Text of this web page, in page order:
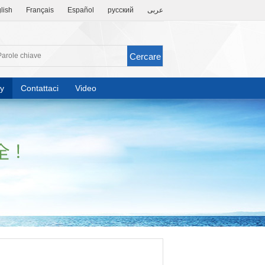
Français Español русский عربى
Contattaci Video